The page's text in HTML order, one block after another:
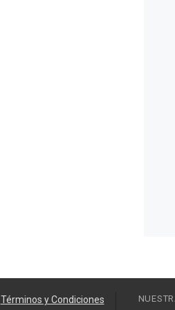
Términos y Condiciones